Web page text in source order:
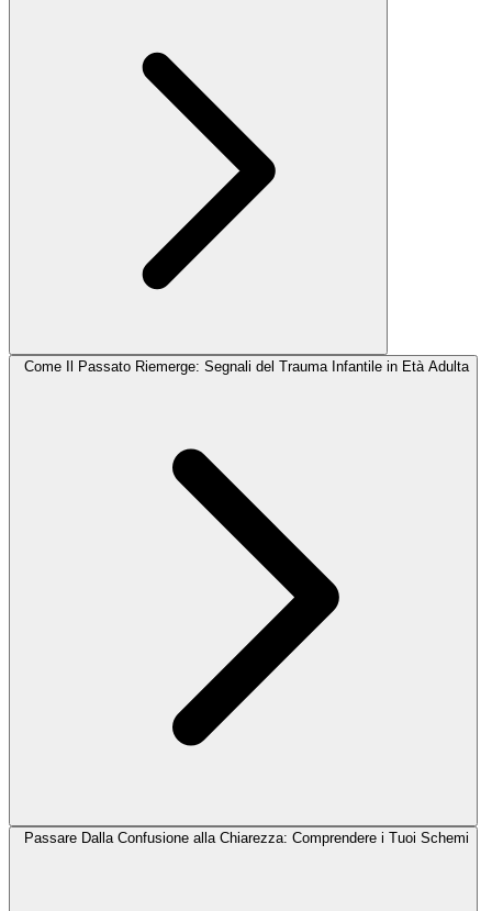
Come Il Passato Riemerge: Segnali del Trauma Infantile in Età Adulta
Passare Dalla Confusione alla Chiarezza: Comprendere i Tuoi Schemi